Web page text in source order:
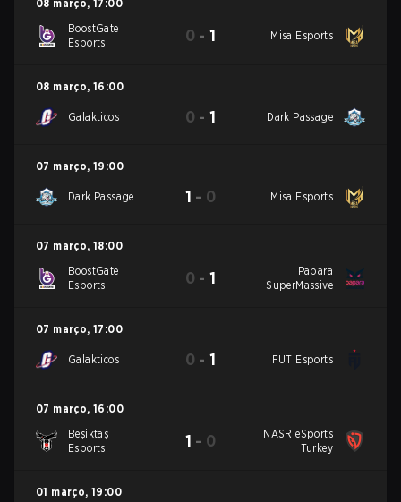
08 março, 17:00
BoostGate
Esports
0 -1 Misa Esports
08 março, 16:00
Galakticos 0 -1 Dark Passage
07 março, 19:00
Dark Passage 1 - 0 Misa Esports
07 março, 18:00
BoostGate
Esports
0 -1
Papara
SuperMassive
07 março, 17:00
Galakticos 0 -1 FUT Esports
07 março, 16:00
Beşiktaş
Esports
1 - 0
NASR eSports
Turkey
01 março, 19:00